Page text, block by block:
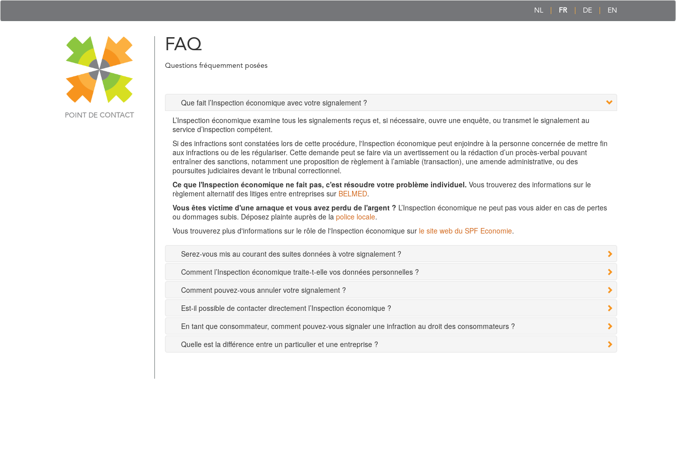
NL FR DE EN
POINT DE CONTACT
FAQ
Questions fréquemment posées
Que fait l’Inspection économique avec votre signalement ?
L’Inspection économique examine tous les signalements reçus et, si nécessaire, ouvre une enquête, ou transmet le signalement au
service d’inspection compétent.
Si des infractions sont constatées lors de cette procédure, l'Inspection économique peut enjoindre à la personne concernée de mettre fin
aux infractions ou de les régulariser. Cette demande peut se faire via un avertissement ou la rédaction d’un procès-verbal pouvant
entraîner des sanctions, notamment une proposition de règlement à l’amiable (transaction), une amende administrative, ou des
poursuites judiciaires devant le tribunal correctionnel.
Ce que l'Inspection économique ne fait pas, c'est résoudre votre problème individuel. Vous trouverez des informations sur le
règlement alternatif des litiges entre entreprises sur BELMED.
Vous êtes victime d'une arnaque et vous avez perdu de l'argent ? L’Inspection économique ne peut pas vous aider en cas de pertes
ou dommages subis. Déposez plainte auprès de la police locale.
Vous trouverez plus d'informations sur le rôle de l'Inspection économique sur le site web du SPF Economie.
Serez-vous mis au courant des suites données à votre signalement ?
Comment l’Inspection économique traite-t-elle vos données personnelles ?
Comment pouvez-vous annuler votre signalement ?
Est-il possible de contacter directement l’Inspection économique ?
En tant que consommateur, comment pouvez-vous signaler une infraction au droit des consommateurs ?
Quelle est la différence entre un particulier et une entreprise ?